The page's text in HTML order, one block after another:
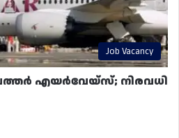
Job Vacancy
ഖത്തർ എയർവേയ്‌സ്; നിരവധി